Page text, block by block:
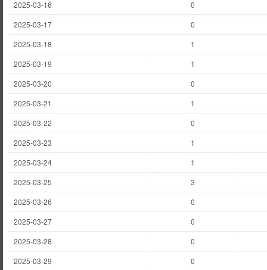
2025-03-16
0
2025-03-17
0
2025-03-18
1
2025-03-19
1
2025-03-20
0
2025-03-21
1
2025-03-22
0
2025-03-23
1
2025-03-24
1
2025-03-25
3
2025-03-26
0
2025-03-27
0
2025-03-28
0
2025-03-29
0